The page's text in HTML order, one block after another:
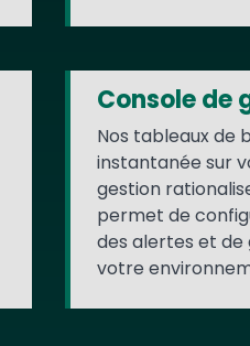
Console de
Nos tableaux de
instantanée sur
gestion
permet de
des alertes et de
votre